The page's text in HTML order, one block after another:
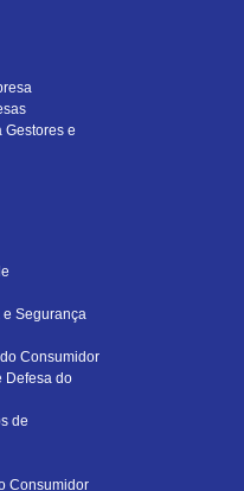
Gestores e
e Segurança
Consumidor
Defesa do
de
Consumidor